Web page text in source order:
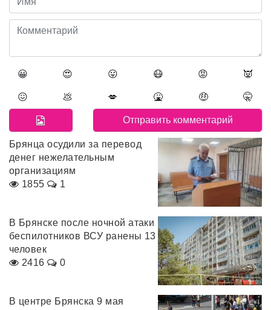
😀 😍 😛 😷 😡 👿
😖 💩 💋 🤮 🤑 🤫
Брянца осудили за перевод
денег нежелательным
организациям
1855
1
В Брянске после ночной атаки
беспилотников ВСУ ранены 13
человек
2416
0
В центре Брянска 9 мая